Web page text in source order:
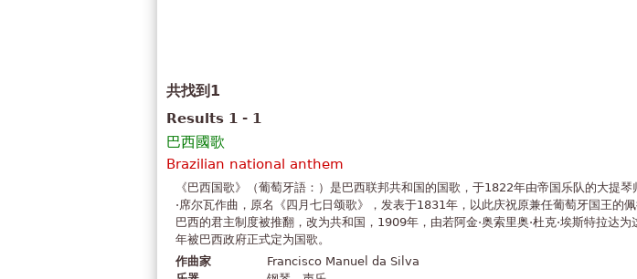
共找到1
Results 1 - 1
巴西國歌
Brazilian national anthem
《巴西国歌》（葡萄牙語：）是巴西联邦共和国的国歌，于1822年由帝国乐队的大提琴
·席尔瓦作曲，原名《四月七日颂歌》，发表于1831年，以此庆祝原兼任葡萄牙国王的
巴西的君主制度被推翻，改为共和国，1909年，由若阿金·奥索里奥·杜克·埃斯特拉达
年被巴西政府正式定为国歌。
作曲家
Francisco Manuel da Silva